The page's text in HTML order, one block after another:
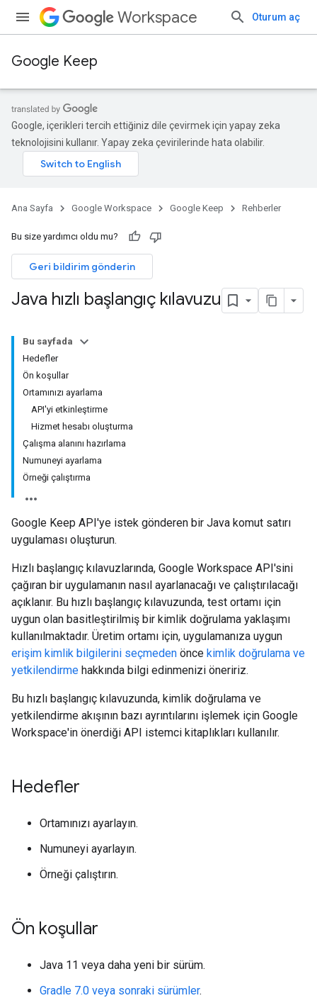
Workspace Oturum aç
Google Keep
Google, içerikleri tercih ettiğiniz dile çevirmek için yapay zeka
teknolojisini kullanır. Yapay zeka çevirilerinde hata olabilir.
Ana Sayfa Google Workspace Google Keep Rehberler
Bu size yardımcı oldu mu?
Geri bildirim gönderin
Java hızlı başlangıç kılavuzu
Bu sayfada
Hedefler
Ön koşullar
Ortamınızı ayarlama
API'yi etkinleştirme
Hizmet hesabı oluşturma
Çalışma alanını hazırlama
Numuneyi ayarlama
Örneği çalıştırma
Google Keep API'ye istek gönderen bir Java komut satırı
uygulaması oluşturun.
Hızlı başlangıç kılavuzlarında, Google Workspace API'sini
çağıran bir uygulamanın nasıl ayarlanacağı ve çalıştırılacağı
açıklanır. Bu hızlı başlangıç kılavuzunda, test ortamı için
uygun olan basitleştirilmiş bir kimlik doğrulama yaklaşımı
kullanılmaktadır. Üretim ortamı için, uygulamanıza uygun
erişim kimlik bilgilerini seçmeden önce kimlik doğrulama ve
yetkilendirme hakkında bilgi edinmenizi öneririz.
Bu hızlı başlangıç kılavuzunda, kimlik doğrulama ve
yetkilendirme akışının bazı ayrıntılarını işlemek için Google
Workspace'in önerdiği API istemci kitaplıkları kullanılır.
Hedefler
Ortamınızı ayarlayın.
Numuneyi ayarlayın.
Örneği çalıştırın.
Ön koşullar
Java 11 veya daha yeni bir sürüm.
Gradle 7.0 veya sonraki sürümler.